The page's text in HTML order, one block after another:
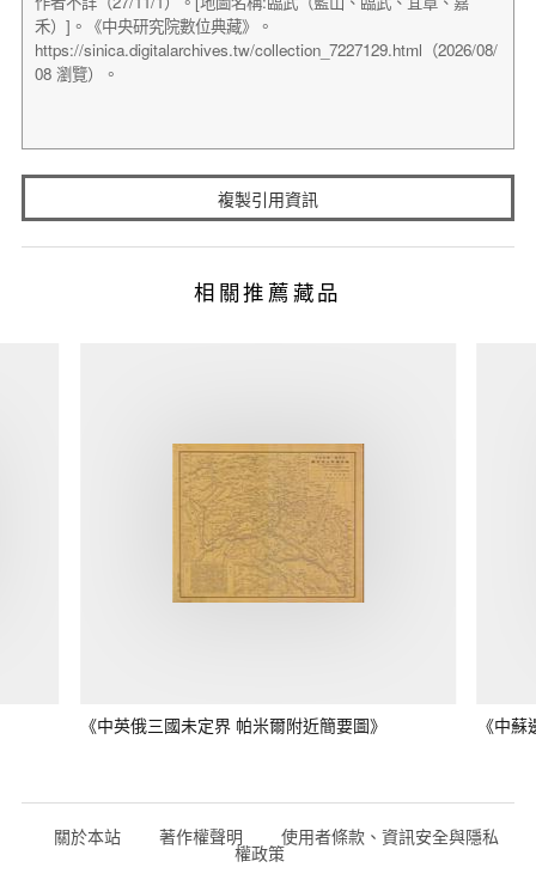
複製引用資訊
相關推薦藏品
《中英俄三國未定界 帕米爾附近簡要圖》 《中
關於本站 著作權聲明 使用者條款、資訊安全與隱私
權政策